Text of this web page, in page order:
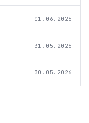
01.06.2026
31.05.2026
30.05.2026